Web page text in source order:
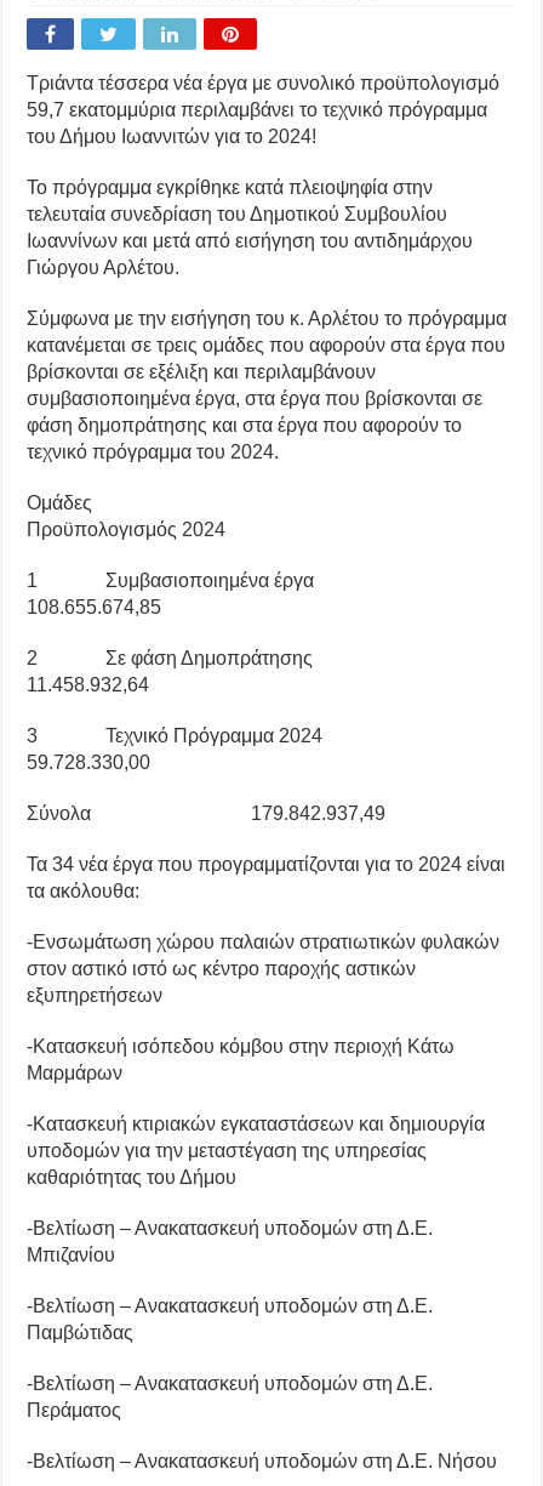
Τριάντα τέσσερα νέα έργα με συνολικό προϋπολογισμό
59,7 εκατομμύρια περιλαμβάνει το τεχνικό πρόγραμμα
του Δήμου Ιωαννιτών για το 2024!
Το πρόγραμμα εγκρίθηκε κατά πλειοψηφία στην
τελευταία συνεδρίαση του Δημοτικού Συμβουλίου
Ιωαννίνων και μετά από εισήγηση του αντιδημάρχου
Γιώργου Αρλέτου.
Σύμφωνα με την εισήγηση του κ. Αρλέτου το πρόγραμμα
κατανέμεται σε τρεις ομάδες που αφορούν στα έργα που
βρίσκονται σε εξέλιξη και περιλαμβάνουν
συμβασιοποιημένα έργα, στα έργα που βρίσκονται σε
φάση δημοπράτησης και στα έργα που αφορούν το
τεχνικό πρόγραμμα του 2024.
Ομάδες
Προϋπολογισμός 2024
1 Συμβασιοποιημένα έργα
108.655.674,85
2 Σε φάση Δημοπράτησης
11.458.932,64
3 Τεχνικό Πρόγραμμα 2024
59.728.330,00
Σύνολα 179.842.937,49
Τα 34 νέα έργα που προγραμματίζονται για το 2024 είναι
τα ακόλουθα:
-Ενσωμάτωση χώρου παλαιών στρατιωτικών φυλακών
στον αστικό ιστό ως κέντρο παροχής αστικών
εξυπηρετήσεων
-Κατασκευή ισόπεδου κόμβου στην περιοχή Κάτω
Μαρμάρων
-Κατασκευή κτιριακών εγκαταστάσεων και δημιουργία
υποδομών για την μεταστέγαση της υπηρεσίας
καθαριότητας του Δήμου
-Βελτίωση – Ανακατασκευή υποδομών στη Δ.Ε.
Μπιζανίου
-Βελτίωση – Ανακατασκευή υποδομών στη Δ.Ε.
Παμβώτιδας
-Βελτίωση – Ανακατασκευή υποδομών στη Δ.Ε.
Περάματος
-Βελτίωση – Ανακατασκευή υποδομών στη Δ.Ε. Νήσου